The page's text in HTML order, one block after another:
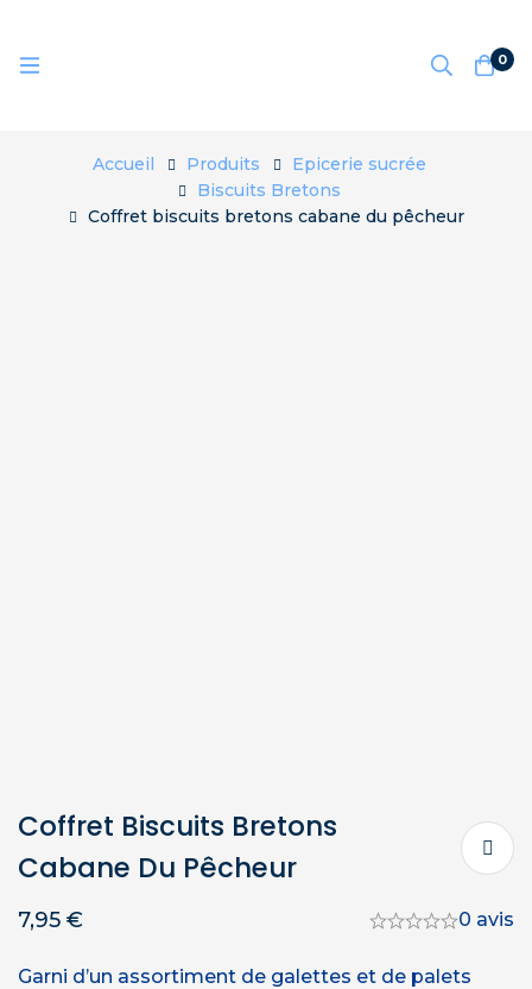
0
Accueil Produits
Epicerie sucrée
Biscuits Bretons
Coffret biscuits bretons cabane du pêcheur
Coffret Biscuits Bretons
Cabane Du Pêcheur
7,95 € 0 avis
Garni d’un assortiment de galettes et de palets